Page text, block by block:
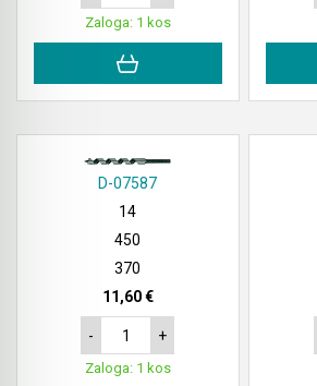
Zaloga: 1 kos
D-07587
14
450
370
11,60 €
- +
Zaloga: 1 kos